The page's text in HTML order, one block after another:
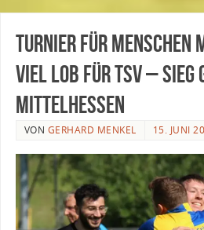
Turnier für Menschen
Viel Lob für TSV – Sieg
Mittelhessen
VON GERHARD MENKEL 15. JUNI